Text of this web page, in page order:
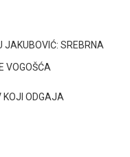
JAKUBOVIĆ: SREBRNA
VOGOŠĆA
KOJI ODGAJA